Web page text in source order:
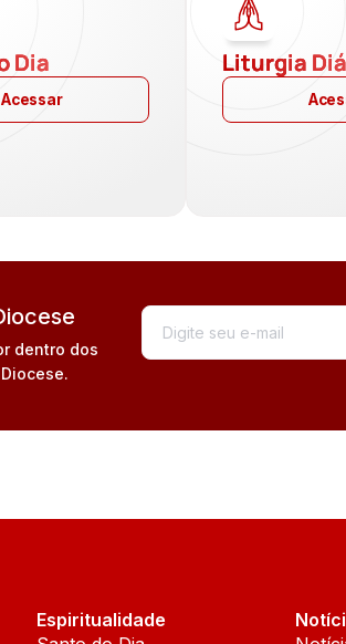
Dia
Acessar
Liturgia
dentro dos
Espiritualidade